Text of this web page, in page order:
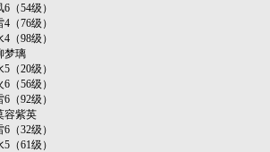
6（54级）
4（76级）
4（98级）
梦璃
5（20级）
6（56级）
6（92级）
容紫英
6（32级）
5（61级）